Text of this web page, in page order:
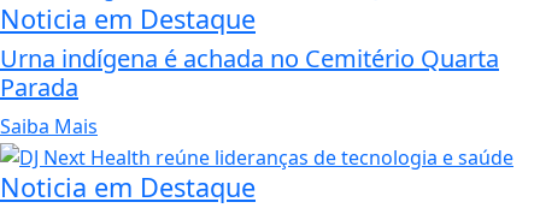
Noticia em Destaque
Urna indígena é achada no Cemitério Quarta
Parada
Saiba Mais
Noticia em Destaque